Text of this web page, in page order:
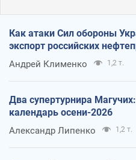
Как атаки Сил обороны
экспорт российских
Андрей Клименко 1,2 т.
Два супертурнира
календарь осени-2026
Александр Липенко 1,2 т.